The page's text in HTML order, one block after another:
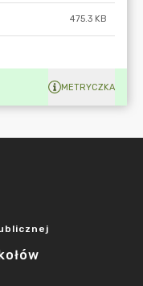
475.3 KB
METRYCZKA